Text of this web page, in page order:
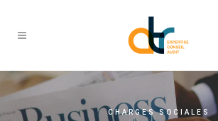
CHARGES SOCIALES